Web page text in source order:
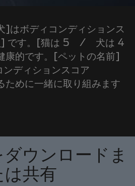
]はボディコンディションス
です。[猫は 5 / 犬は 4
康的です。[ペットの名前]
ディションスコア
ために一緒に取り組みます
ウンロードま
は共有